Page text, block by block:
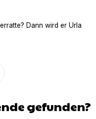
Dann wird er
gefunden?